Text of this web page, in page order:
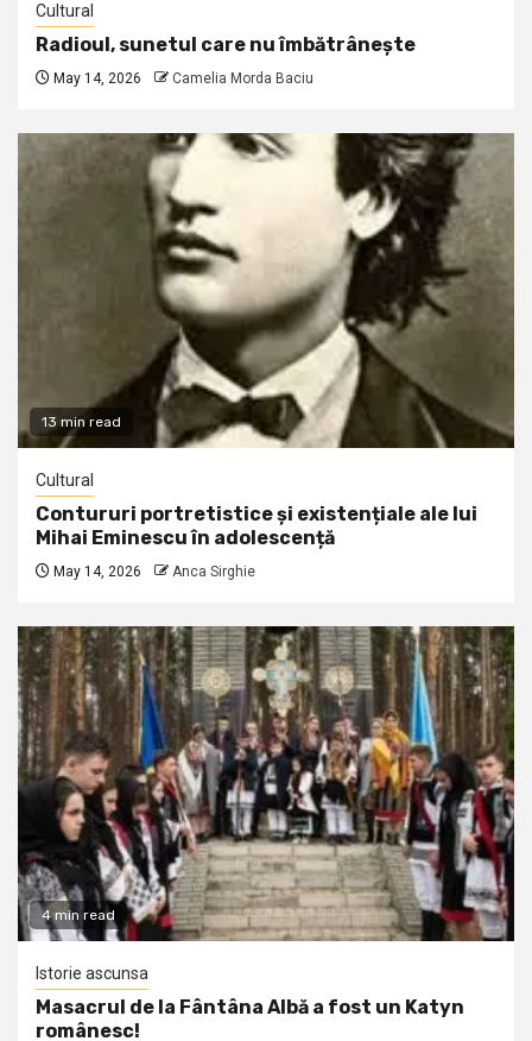
Cultural
Radioul, sunetul care nu îmbătrânește
May 14, 2026 Camelia Morda Baciu
13 min read
Cultural
Contururi portretistice și existențiale ale lui
Mihai Eminescu în adolescență
May 14, 2026 Anca Sirghie
4 min read
Istorie ascunsa
Masacrul de la Fântâna Albă a fost un Katyn
românesc!